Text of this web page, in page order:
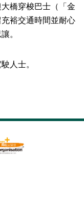
橋穿梭巴士（「金
裕交通時間並耐心
。
人士。